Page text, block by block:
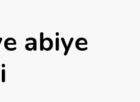
abiye